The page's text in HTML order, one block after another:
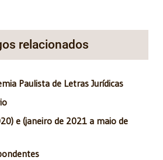
relacionados
Paulista de Letras Jurídicas
e (janeiro de 2021 a maio de